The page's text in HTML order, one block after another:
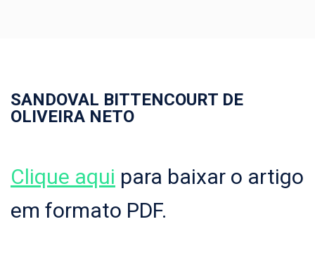
SANDOVAL BITTENCOURT DE
OLIVEIRA NETO
Clique aqui para baixar o artigo
em formato PDF.